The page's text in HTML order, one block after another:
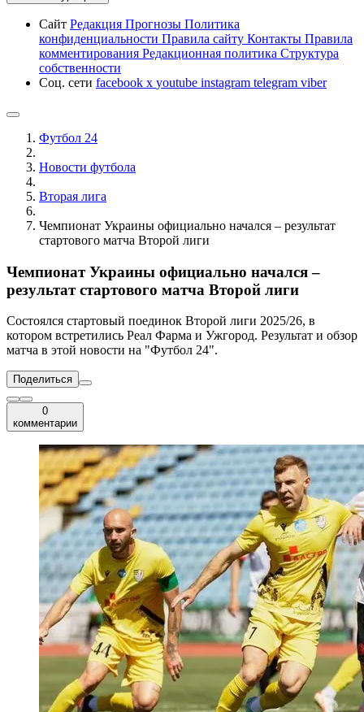
Сайт Редакция Прогнозы Политика
конфиденциальности Правила сайту Контакты Правила
комментирования Редакционная политика Структура
собственности
Соц. сети facebook x youtube instagram telegram viber
Футбол 24
Новости футбола
Вторая лига
Чемпионат Украины официально начался – результат
стартового матча Второй лиги
Чемпионат Украины официально начался –
результат стартового матча Второй лиги
Состоялся стартовый поединок Второй лиги 2025/26, в
котором встретились Реал Фарма и Ужгород. Результат и обзор
матча в этой новости на "Футбол 24".
Поделиться
0
комментарии